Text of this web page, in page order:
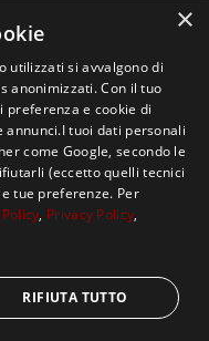
×
utilizzati si avvalgono di
anonimizzati. Con il tuo
preferenza e cookie di
tuoi dati personali
come Google, secondo le
(eccetto quelli tecnici
tue preferenze. Per
, Privacy Policy,
RIFIUTA TUTTO